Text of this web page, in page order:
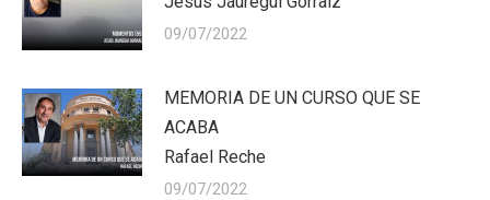
09/07/2022
MEMORIA DE UN CURSO QUE SE
ACABA
Rafael Reche
09/07/2022